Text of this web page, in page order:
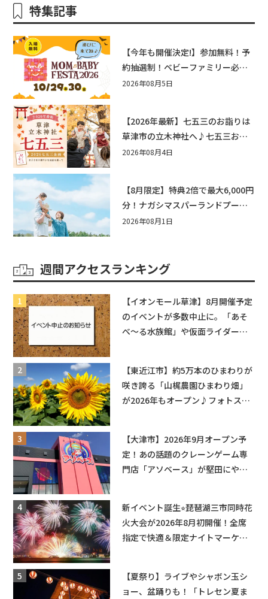
特集記事
【今年も開催決定!】参加無料！予
約抽選制！ベビーファミリー必見
☆入場無料☆10/29(木)30(金)ママ
2026年08月5日
【2026年最新】七五三のお詣りは
草津市の立木神社へ♪七五三お祝
い企画をご紹介！
2026年08月4日
【8月限定】特典2倍で最大6,000円
分！ナガシマスパーランドプール
券や人気パスタ券も当たる☆夏休
2026年08月1日
週間アクセスランキング
【イオンモール草津】8月開催予定
のイベントが多数中止に。「あそ
べ〜る水族館」や仮面ライダーシ
【東近江市】約5万本のひまわりが
咲き誇る「山梶農園ひまわり畑」
が2026年もオープン♪フォトスポ
【大津市】2026年9月オープン予
定！あの話題のクレーンゲーム専
門店「アソベース」が堅田にやっ
新イベント誕生⭐︎琵琶湖三市同時花
火大会が2026年8月初開催！全席
指定で快適＆限定ナイトマーケッ
【夏祭り】ライブやシャボン玉シ
ョー、盆踊りも！「トレセン夏ま